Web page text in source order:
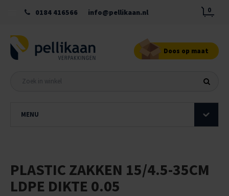
0184 416566 info@pellikaan.nl 0
Doos op maat
MENU
PLASTIC ZAKKEN 15/4.5-35CM
LDPE DIKTE 0.05